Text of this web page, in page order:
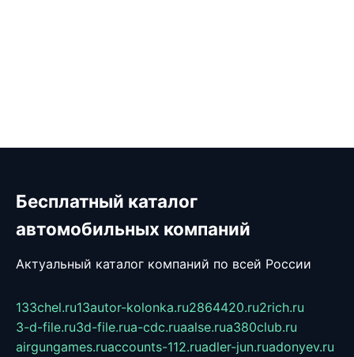
Бесплатный каталог
автомобильных компаний
Актуальный каталог компаний по всей России
133chel.ru13autor-kolonka.ru2864420.ru2rich.ru
3-d-file.ru3d-file.rua-cdc.ruaalse.rua380club.ru
airgungames.ruaccounts-112.ruadler-jun.ruadonyev.ru